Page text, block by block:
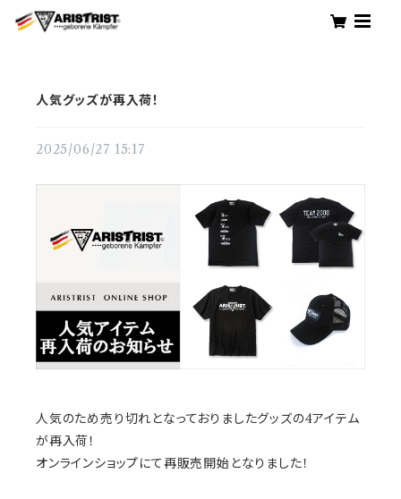
人気グッズが再入荷！
2025/06/27 15:17
人気のため売り切れとなっておりましたグッズの4アイテム
が再入荷！
オンラインショップにて再販売開始となりました！